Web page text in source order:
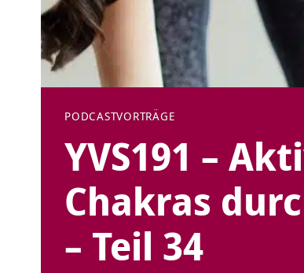
PODCASTVORTRÄGE
YVS191 –
Chakras
– Teil 34